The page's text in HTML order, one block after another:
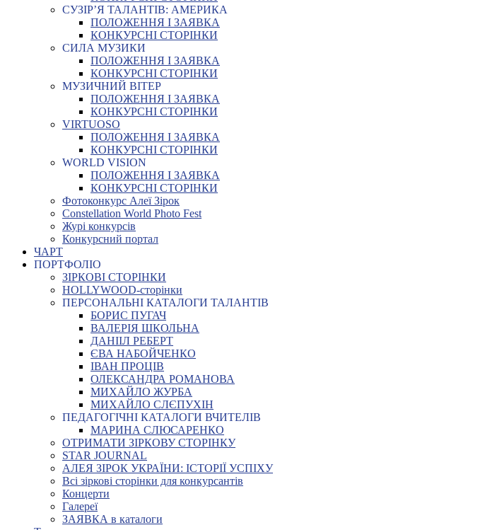
СУЗІР’Я ТАЛАНТІВ: АМЕРИКА
ПОЛОЖЕННЯ І ЗАЯВКА
КОНКУРСНІ СТОРІНКИ
СИЛА МУЗИКИ
ПОЛОЖЕННЯ І ЗАЯВКА
КОНКУРСНІ СТОРІНКИ
МУЗИЧНИЙ ВІТЕР
ПОЛОЖЕННЯ І ЗАЯВКА
КОНКУРСНІ СТОРІНКИ
VIRTUOSO
ПОЛОЖЕННЯ І ЗАЯВКА
КОНКУРСНІ СТОРІНКИ
WORLD VISION
ПОЛОЖЕННЯ І ЗАЯВКА
КОНКУРСНІ СТОРІНКИ
Фотоконкурс Алеї Зірок
Constellation World Photo Fest
Журі конкурсів
Конкурсний портал
ЧАРТ
ПОРТФОЛІО
ЗІРКОВІ СТОРІНКИ
HOLLYWOOD-сторінки
ПЕРСОНАЛЬНІ КАТАЛОГИ ТАЛАНТІВ
БОРИС ПУГАЧ
ВАЛЕРІЯ ШКОЛЬНА
ДАНІІЛ РЕБЕРТ
ЄВА НАБОЙЧЕНКО
ІВАН ПРОЦІВ
ОЛЕКСАНДРА РОМАНОВА
МИХАЙЛО ЖУРБА
МИХАЙЛО СЛЄПУХІН
ПЕДАГОГІЧНІ КАТАЛОГИ ВЧИТЕЛІВ
МАРИНА СЛЮСАРЕНКО
ОТРИМАТИ ЗІРКОВУ СТОРІНКУ
STAR JOURNAL
АЛЕЯ ЗІРОК УКРАЇНИ: ІСТОРІЇ УСПІХУ
Всі зіркові сторінки для конкурсантів
Концерти
Галереї
ЗАЯВКА в каталоги